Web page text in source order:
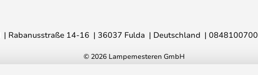
Rabanusstraße 14-16 36037 Fulda Deutschland 0848100700
© 2026 Lampemesteren GmbH